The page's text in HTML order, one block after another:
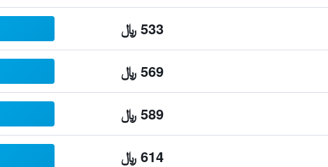
533 ﷼
569 ﷼
589 ﷼
614 ﷼